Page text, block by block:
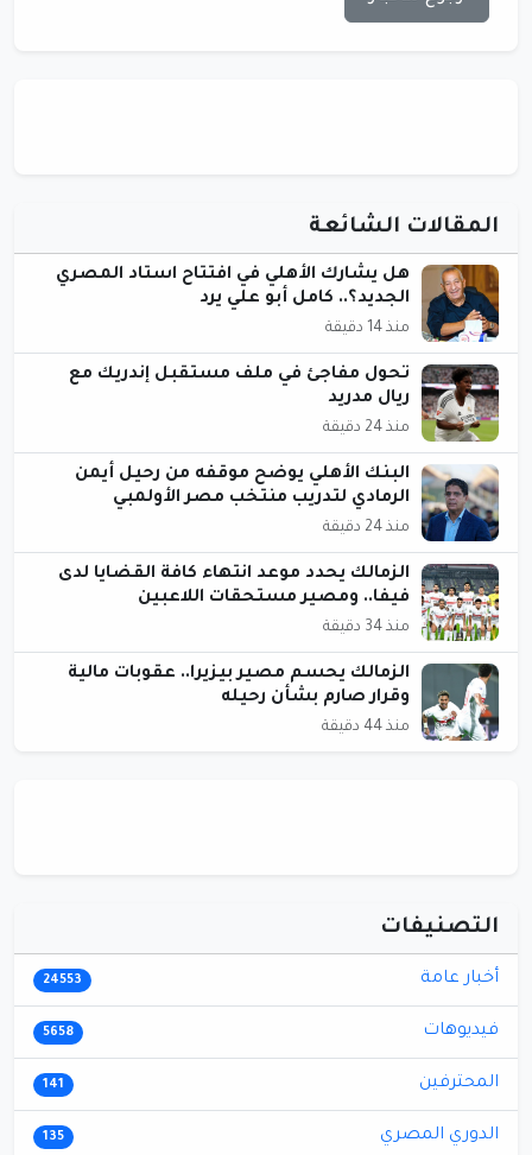
المقالات الشائعة
هل يشارك الأهلي في افتتاح استاد المصري
الجديد؟.. كامل أبو علي يرد
منذ 14 دقيقة
تحول مفاجئ في ملف مستقبل إندريك مع
ريال مدريد
منذ 24 دقيقة
البنك الأهلي يوضح موقفه من رحيل أيمن
الرمادي لتدريب منتخب مصر الأولمبي
منذ 24 دقيقة
الزمالك يحدد موعد انتهاء كافة القضايا لدى
فيفا.. ومصير مستحقات اللاعبين
منذ 34 دقيقة
الزمالك يحسم مصير بيزيرا.. عقوبات مالية
وقرار صارم بشأن رحيله
منذ 44 دقيقة
التصنيفات
أخبار عامة 24553
فيديوهات 5658
المحترفين 141
الدوري المصري 135